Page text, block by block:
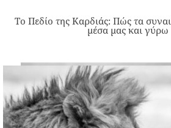
Το Πεδίο της Καρδιάς: Πώς τα
μέσα μας και γύρω